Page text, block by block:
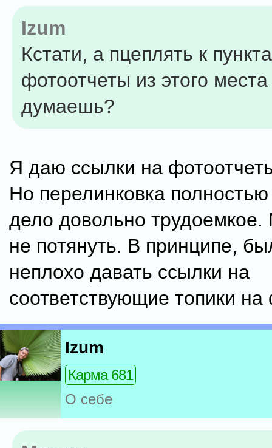
Izum
Кстати, а пцеплять к
фотоотчеты из этого
думаешь?
Я даю ссылки на
Но перелинковка полностью
дело довольно
не потянуть. В принципе,
неплохо давать ссылки на
соответствующие топики
Izum
Карма 681
О себе